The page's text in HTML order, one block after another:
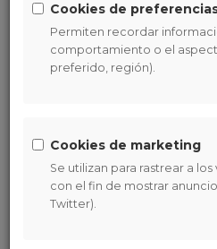
Oviedo
Mindfulness es ante todo una
experiencial. No es
Cookies de
Permiten recordar
comportamiento o el
preferido, región).
Cookies de marketing
Se utilizan para rastrear a
con el fin de mostrar
Twitter).